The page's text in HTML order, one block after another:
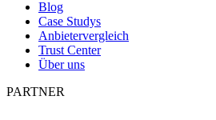
Blog
Case Studys
Anbietervergleich
Trust Center
Über uns
PARTNER